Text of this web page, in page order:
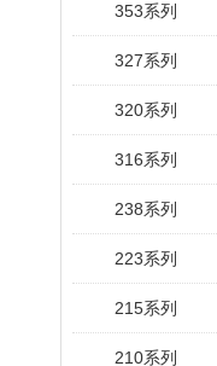
353系列
327系列
320系列
316系列
238系列
223系列
215系列
210系列